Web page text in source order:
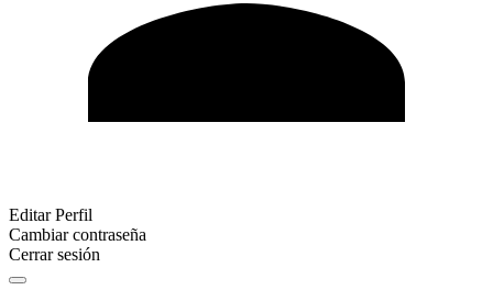
Editar Perfil
Cambiar contraseña
Cerrar sesión